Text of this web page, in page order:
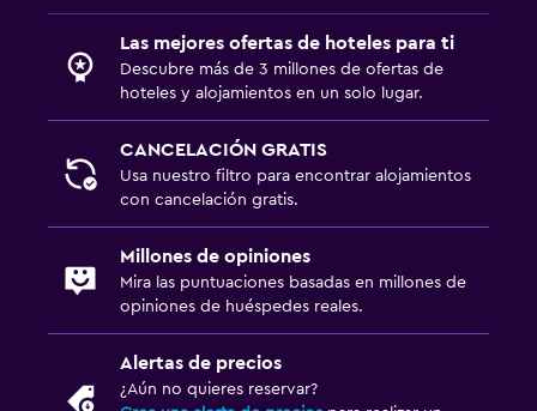
Las mejores ofertas de hoteles para ti
Descubre más de 3 millones de ofertas de
hoteles y alojamientos en un solo lugar.
CANCELACIÓN GRATIS
Usa nuestro filtro para encontrar alojamientos
con cancelación gratis.
Millones de opiniones
Mira las puntuaciones basadas en millones de
opiniones de huéspedes reales.
Alertas de precios
¿Aún no quieres reservar?